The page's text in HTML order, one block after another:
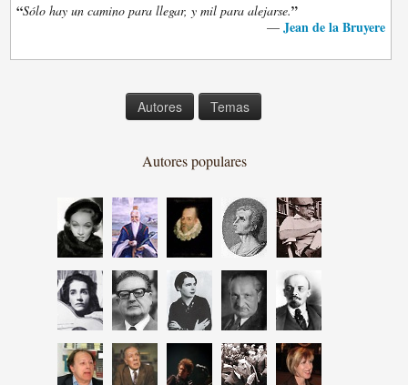
“Sólo hay un camino para llegar, y mil para alejarse.”
— Jean de la Bruyere
Autores Temas
Autores populares